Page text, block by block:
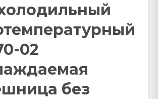
02
без